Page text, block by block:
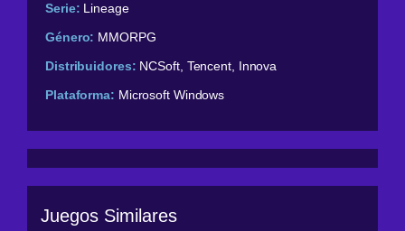
Serie: Lineage
Género: MMORPG
Distribuidores: NCSoft, Tencent, Innova
Plataforma: Microsoft Windows
Juegos Similares